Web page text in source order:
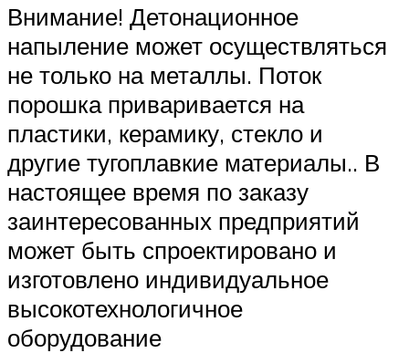
Внимание! Детонационное
напыление может осуществляться
не только на металлы. Поток
порошка приваривается на
пластики, керамику, стекло и
другие тугоплавкие материалы.. В
настоящее время по заказу
заинтересованных предприятий
может быть спроектировано и
изготовлено индивидуальное
высокотехнологичное
оборудование